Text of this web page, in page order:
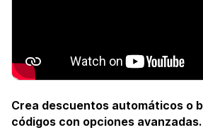
Crea descuentos automáticos o
códigos con opciones